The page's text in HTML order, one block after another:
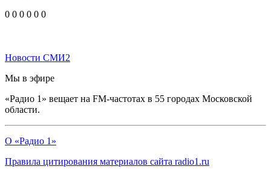
0 0 0 0 0 0
Новости СМИ2
Мы в эфире
«Радио 1» вещает на FM-частотах в 55 городах Московской
области.
О «Радио 1»
Правила цитирования материалов сайта radio1.ru